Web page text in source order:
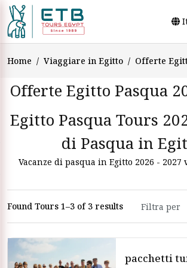
Home Viaggiare in Egitto Offerte
Offerte Egitto Pasqua
Egitto Pasqua Tours
di Pasqua in
Vacanze di pasqua in Egitto 2026 -
indimenticabile, Divertitevi di Pasqua in
conosciuto come Sham el Nessim in
grande differenza a pasqua in egitto
Vacanze di Lusso in Egitto
vacanza per le vostre famiglie
Found Tours 1–3 of 3 results
pacchetti